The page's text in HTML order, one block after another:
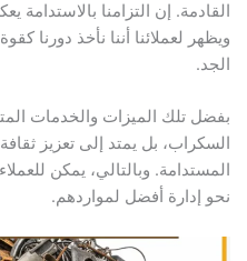
القادمة. إن التزامنا بالاستدامة
ويظهر لعملائنا أننا نأخذ
الجد.
بفضل تلك الميزات والخدمات
السكراب، بل يمتد إلى تعزيز
المستدامة. وبالتالي، يمكن
نحو إدارة أفضل لمواردهم.